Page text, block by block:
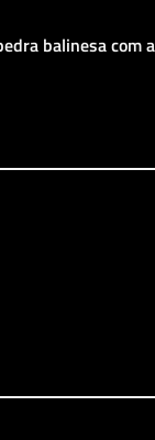
balinesa